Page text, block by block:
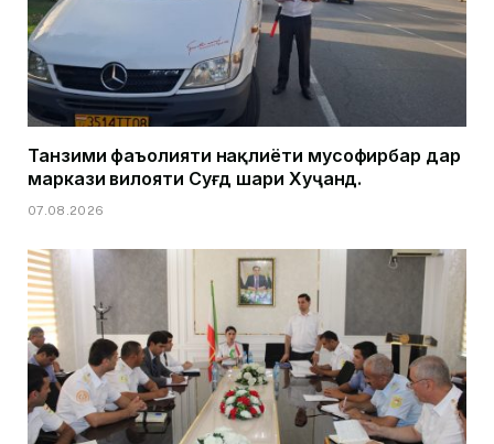
Танзими фаъолияти нақлиёти мусофирбар дар
маркази вилояти Суғд шаҳри Хуҷанд.
07.08.2026